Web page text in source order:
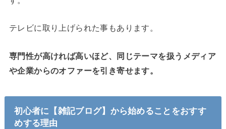
テレビに取り上げられた事もあります。
専門性が高ければ高いほど、同じテーマを扱うメディア
や企業からのオファーを引き寄せます。
初心者に【雑記ブログ】から始めることをおすす
めする理由